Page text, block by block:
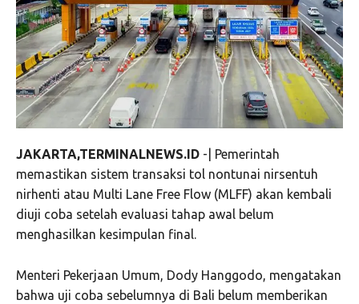
JAKARTA,TERMINALNEWS.ID -| Pemerintah
memastikan sistem transaksi tol nontunai nirsentuh
nirhenti atau Multi Lane Free Flow (MLFF) akan kembali
diuji coba setelah evaluasi tahap awal belum
menghasilkan kesimpulan final.
Menteri Pekerjaan Umum, Dody Hanggodo, mengatakan
bahwa uji coba sebelumnya di Bali belum memberikan